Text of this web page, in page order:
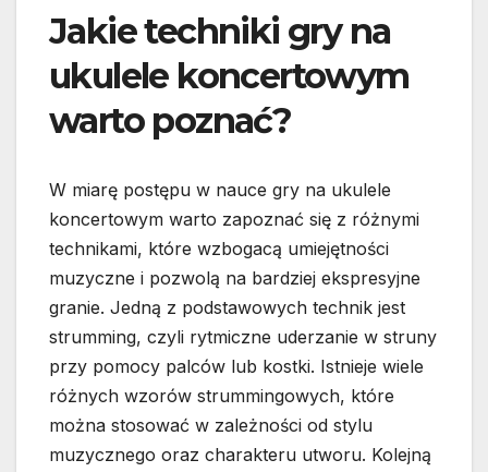
Jakie techniki gry na
ukulele koncertowym
warto poznać?
W miarę postępu w nauce gry na ukulele
koncertowym warto zapoznać się z różnymi
technikami, które wzbogacą umiejętności
muzyczne i pozwolą na bardziej ekspresyjne
granie. Jedną z podstawowych technik jest
strumming, czyli rytmiczne uderzanie w struny
przy pomocy palców lub kostki. Istnieje wiele
różnych wzorów strummingowych, które
można stosować w zależności od stylu
muzycznego oraz charakteru utworu. Kolejną